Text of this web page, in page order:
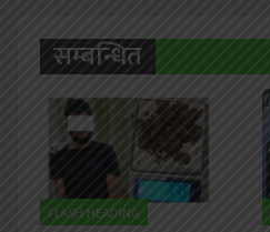
सम्बन्धित
FLASH HEADING